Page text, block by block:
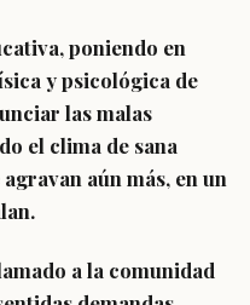
poniendo en
y psicológica de
las malas
el clima de sana
aún más, en un
a la comunidad